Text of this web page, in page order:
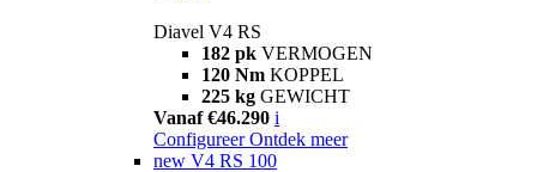
Diavel V4 RS
182 pk VERMOGEN
120 Nm KOPPEL
225 kg GEWICHT
Vanaf €46.290 i
Configureer Ontdek meer
new V4 RS 100